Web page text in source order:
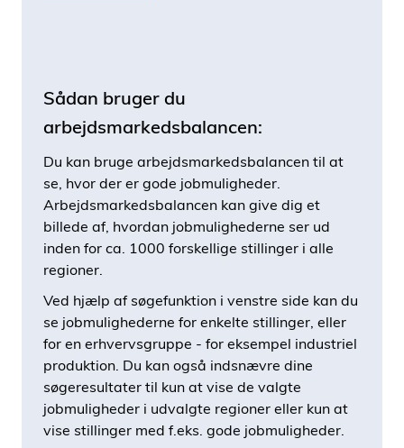
Sådan bruger du
arbejdsmarkedsbalancen:
Du kan bruge arbejdsmarkedsbalancen til at
se, hvor der er gode jobmuligheder.
Arbejdsmarkedsbalancen kan give dig et
billede af, hvordan jobmulighederne ser ud
inden for ca. 1000 forskellige stillinger i alle
regioner.
Ved hjælp af søgefunktion i venstre side kan du
se jobmulighederne for enkelte stillinger, eller
for en erhvervsgruppe - for eksempel industriel
produktion. Du kan også indsnævre dine
søgeresultater til kun at vise de valgte
jobmuligheder i udvalgte regioner eller kun at
vise stillinger med f.eks. gode jobmuligheder.